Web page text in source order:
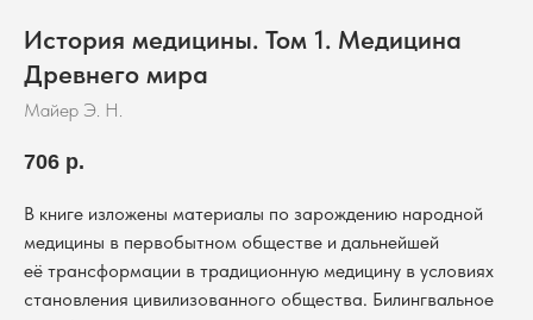
История медицины. Том 1. Медицина
Древнего мира
Майер Э. Н.
706 р.
В книге изложены материалы по зарождению народной
медицины в первобытном обществе и дальнейшей
её трансформации в традиционную медицину в условиях
становления цивилизованного общества. Билингвальное